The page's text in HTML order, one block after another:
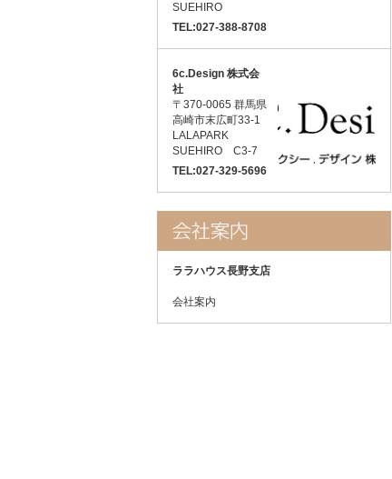
SUEHIRO
TEL:027-388-8708
6c.Design 株式会
社
〒370-0065 群馬県
高崎市末広町33-1
LALAPARK
SUEHIRO C3-7
TEL:027-329-5696
ララハウス長野支店
会社案内